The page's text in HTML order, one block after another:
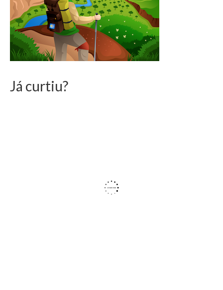
Já curtiu?